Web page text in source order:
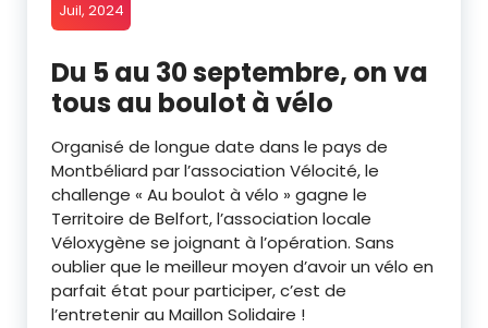
Juil, 2024
Du 5 au 30 septembre, on va
tous au boulot à vélo
Organisé de longue date dans le pays de
Montbéliard par l’association Vélocité, le
challenge « Au boulot à vélo » gagne le
Territoire de Belfort, l’association locale
Véloxygène se joignant à l’opération. Sans
oublier que le meilleur moyen d’avoir un vélo en
parfait état pour participer, c’est de
l’entretenir au Maillon Solidaire !